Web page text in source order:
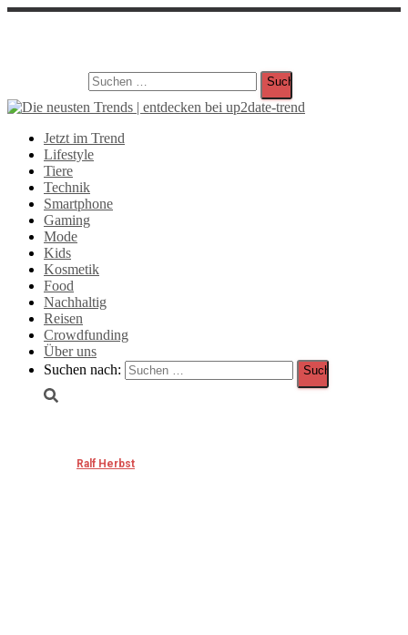
Jetzt im Trend
Lifestyle
Tiere
Technik
Smartphone
Gaming
Mode
Kids
Kosmetik
Food
Nachhaltig
Reisen
Crowdfunding
Über uns
Suchen nach:
Ralf Herbst